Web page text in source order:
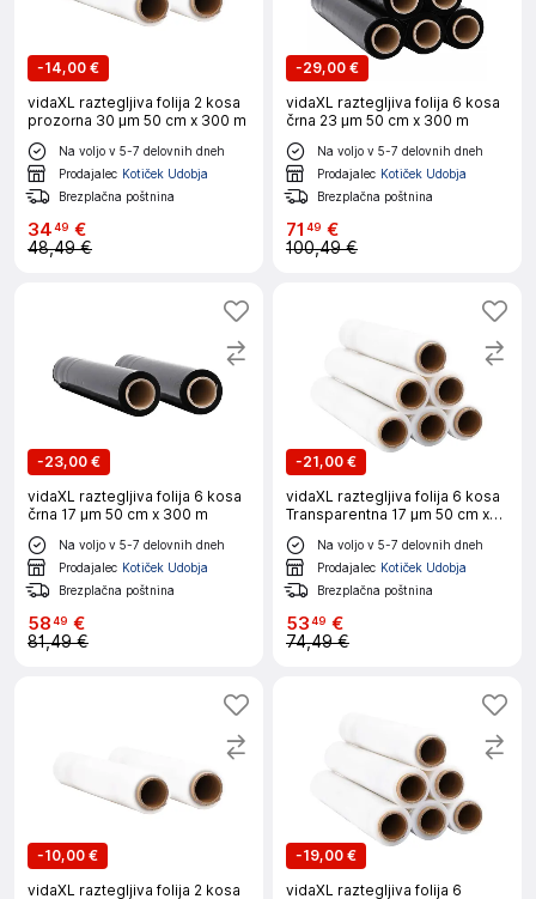
-14,00 €
vidaXL raztegljiva folija 2 kosa
prozorna 30 μm 50 cm x 300 m
Na voljo v 5-7 delovnih dneh
Prodajalec Kotiček Udobja
Brezplačna poštnina
3449 €
48,49 €
-29,00 €
vidaXL raztegljiva folija 6 kosa
črna 23 μm 50 cm x 300 m
Na voljo v 5-7 delovnih dneh
Prodajalec Kotiček Udobja
Brezplačna poštnina
71 49 €
100,49 €
-23,00 €
vidaXL raztegljiva folija 6 kosa
črna 17 μm 50 cm x 300 m
Na voljo v 5-7 delovnih dneh
Prodajalec Kotiček Udobja
Brezplačna poštnina
5849 €
81,49 €
-21,00 €
vidaXL raztegljiva folija 6 kosa
Transparentna 17 μm 50 cm x
300 m
Na voljo v 5-7 delovnih dneh
Prodajalec Kotiček Udobja
Brezplačna poštnina
5349 €
74,49 €
-10,00 €
vidaXL raztegljiva folija 2 kosa
-19,00 €
vidaXL raztegljiva folija 6